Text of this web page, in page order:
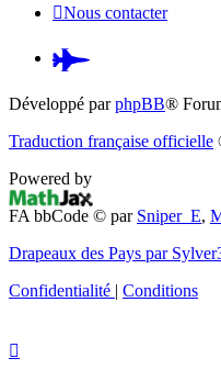
Nous contacter
Pardus.at
(S’ouvre
nouvel
Développé parphpBB®
Traduction française officielle
Powered by
FA bbCode © par Sniper_E,
Drapeaux des Pays par
Confidentialité | Conditions